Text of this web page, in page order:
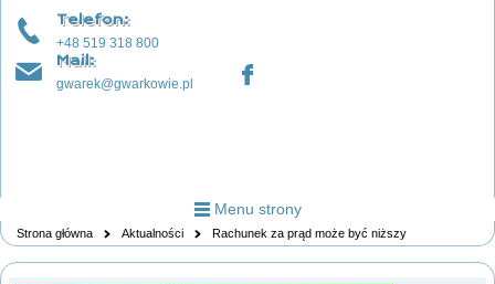
Telefon:
+48 519 318 800
Mail:
gwarek@gwarkowie.pl
Menu strony
Strona główna Aktualności Rachunek za prąd może być niższy